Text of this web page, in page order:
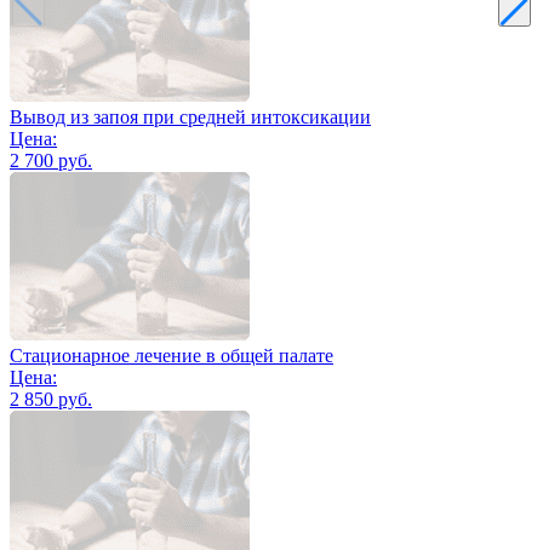
Вывод из запоя при средней интоксикации
Цена:
2 700 руб.
Стационарное лечение в общей палате
Цена:
2 850 руб.